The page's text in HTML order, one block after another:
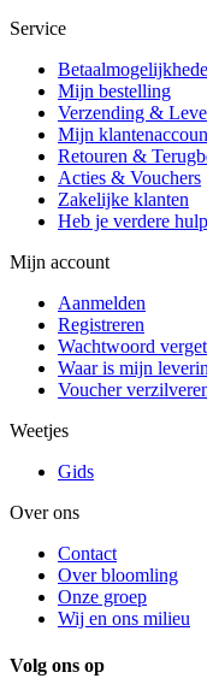
Service
Mijn bestelling
Verzending &
Mijn
Retouren &
Acties & Vouchers
Zakelijke klanten
Heb je verdere
Mijn account
Aanmelden
Registreren
Wachtwoord
Waar is mijn
Voucher
Weetjes
Gids
Over ons
Contact
Over bloomling
Onze groep
Wij en ons milieu
Volg ons op